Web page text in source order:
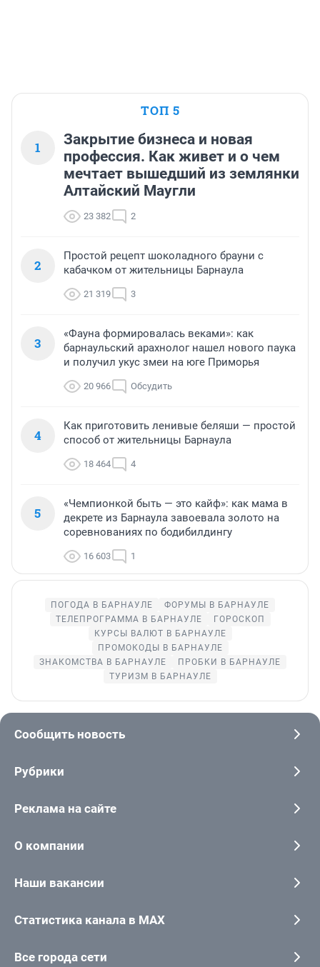
ТОП 5
1
Закрытие бизнеса и новая
профессия. Как живет и о чем
мечтает вышедший из землянки
Алтайский Маугли
23 382 2
2
Простой рецепт шоколадного брауни с
кабачком от жительницы Барнаула
21 319 3
3
«Фауна формировалась веками»: как
барнаульский арахнолог нашел нового паука
и получил укус змеи на юге Приморья
20 966 Обсудить
4
Как приготовить ленивые беляши — простой
способ от жительницы Барнаула
18 464 4
5
«Чемпионкой быть — это кайф»: как мама в
декрете из Барнаула завоевала золото на
соревнованиях по бодибилдингу
16 603 1
ПОГОДА В БАРНАУЛЕ
ФОРУМЫ В БАРНАУЛЕ
ТЕЛЕПРОГРАММА В БАРНАУЛЕ
ГОРОСКОП
КУРСЫ ВАЛЮТ В БАРНАУЛЕ
ПРОМОКОДЫ В БАРНАУЛЕ
ЗНАКОМСТВА В БАРНАУЛЕ
ПРОБКИ В БАРНАУЛЕ
ТУРИЗМ В БАРНАУЛЕ
Сообщить новость
Рубрики
Реклама на сайте
О компании
Наши вакансии
Статистика канала в MAX
Все города сети